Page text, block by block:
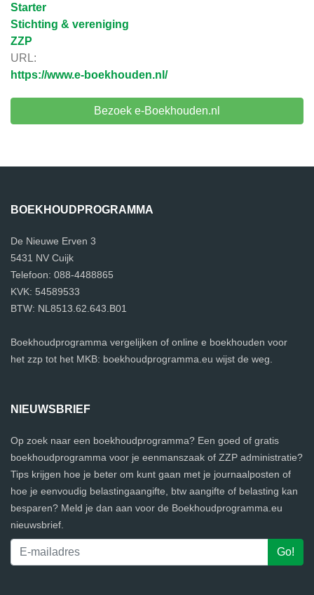
Starter
Stichting & vereniging
ZZP
URL:
https://www.e-boekhouden.nl/
Bezoek e-Boekhouden.nl
BOEKHOUDPROGRAMMA
De Nieuwe Erven 3
5431 NV Cuijk
Telefoon: 088-4488865
KVK: 54589533
BTW: NL8513.62.643.B01
Boekhoudprogramma vergelijken of online e boekhouden voor
het zzp tot het MKB: boekhoudprogramma.eu wijst de weg.
NIEUWSBRIEF
Op zoek naar een boekhoudprogramma? Een goed of gratis
boekhoudprogramma voor je eenmanszaak of ZZP administratie?
Tips krijgen hoe je beter om kunt gaan met je journaalposten of
hoe je eenvoudig belastingaangifte, btw aangifte of belasting kan
besparen? Meld je dan aan voor de Boekhoudprogramma.eu
nieuwsbrief.